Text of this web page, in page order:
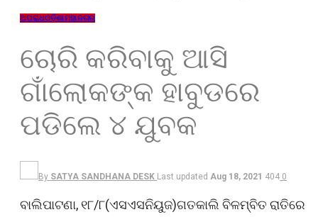
ଅପରାଧଓଡ଼ିଶାମହାନଗର
ଚୋରି କରିବାକୁ ଆସି
ଗାଁଲୋକଙ୍କ ହାବୁଡରେ
ପଡିଲେ ୪ ଯୁବକ
By SATYA SANDHANA DESK Last updated Aug 18, 2021 404 0
ବାଲିପାଟଣା, ୧୮/୮(ଏସଏସନିୟୁଜ)ଗତକାଲି ବିଳମ୍ବିତ ରାତିରେ